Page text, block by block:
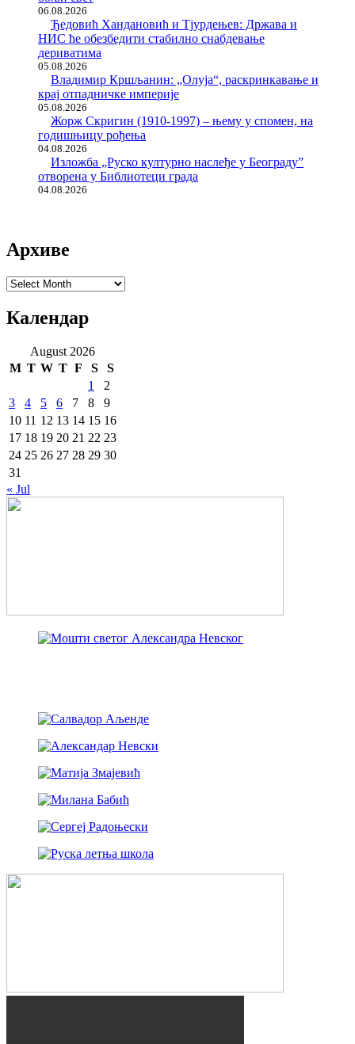
06.08.2026
Ђедовић Хандановић и Тјурдењев: Држава и
НИС ће обезбедити стабилно снабдевање
дериватима
05.08.2026
Владимир Кршљанин: „Олуја“, раскринкавање и
крај отпадничке империје
05.08.2026
Жорж Скригин (1910-1997) – њему у спомен, на
годишњицу рођења
04.08.2026
Изложба „Руско културно наслеђе у Београду”
отворена у Библиотеци града
04.08.2026
Архиве
Архиве
Календар
August 2026
M T W T F S
S
1
2
3
4 5 6 7 8
9
10 11 12 13 14 15 16
17 18 19 20 21 22 23
24 25 26 27 28 29 30
31
« Jul